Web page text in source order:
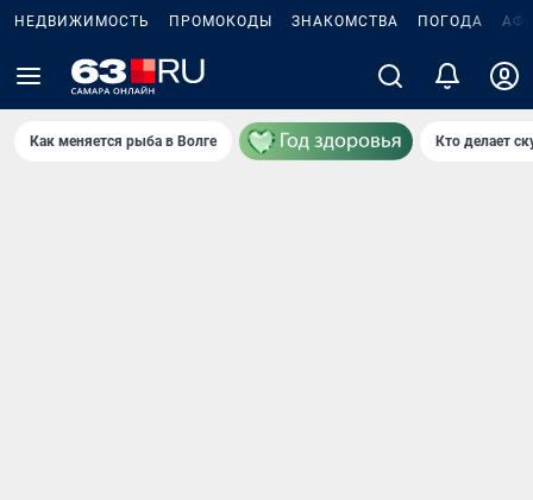
НЕДВИЖИМОСТЬ ПРОМОКОДЫ ЗНАКОМСТВА ПОГОДА
Как меняется рыба в Волге Кто делает